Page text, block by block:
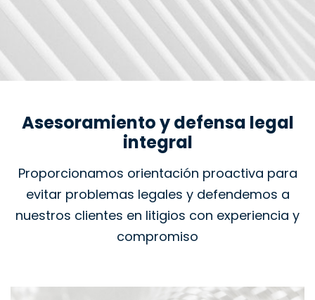
Asesoramiento y defensa legal
integral
Proporcionamos orientación proactiva para
evitar problemas legales y defendemos a
nuestros clientes en litigios con experiencia y
compromiso